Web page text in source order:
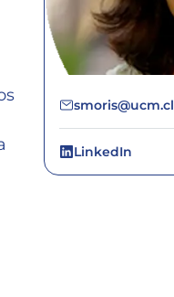
smoris@ucm.cl
LinkedIn